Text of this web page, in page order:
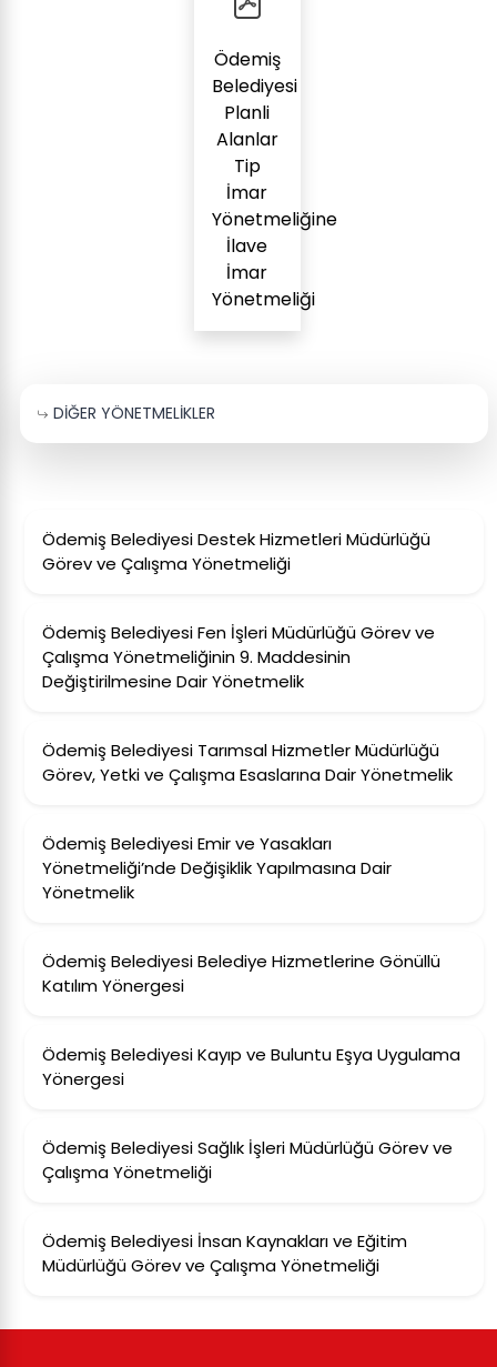
Ödemiş
Belediyesi
Planli
Alanlar
Tip
İmar
Yönetmeliğine
İlave
İmar
Yönetmeliği
DİĞER YÖNETMELİKLER
Ödemiş Belediyesi Destek Hizmetleri Müdürlüğü
Görev ve Çalışma Yönetmeliği
Ödemiş Belediyesi Fen İşleri Müdürlüğü Görev ve
Çalışma Yönetmeliğinin 9. Maddesinin
Değiştirilmesine Dair Yönetmelik
Ödemiş Belediyesi Tarımsal Hizmetler Müdürlüğü
Görev, Yetki ve Çalışma Esaslarına Dair Yönetmelik
Ödemiş Belediyesi Emir ve Yasakları
Yönetmeliği’nde Değişiklik Yapılmasına Dair
Yönetmelik
Ödemiş Belediyesi Belediye Hizmetlerine Gönüllü
Katılım Yönergesi
Ödemiş Belediyesi Kayıp ve Buluntu Eşya Uygulama
Yönergesi
Ödemiş Belediyesi Sağlık İşleri Müdürlüğü Görev ve
Çalışma Yönetmeliği
Ödemiş Belediyesi İnsan Kaynakları ve Eğitim
Müdürlüğü Görev ve Çalışma Yönetmeliği